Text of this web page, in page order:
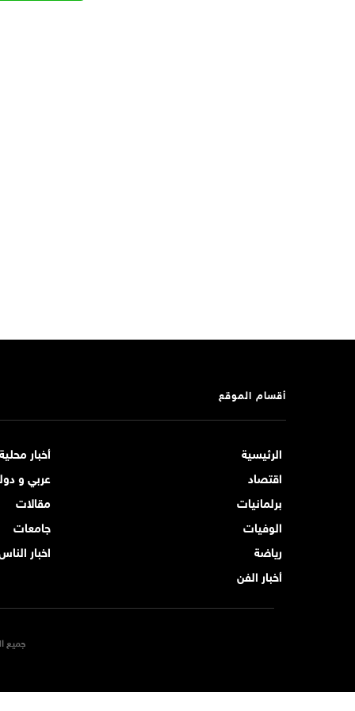
أقسام الموقع
الرئيسية
أخبار محلية
اقتصاد
عربي و
برلمانيات
مقالات
الوفيات
جامعات
رياضة
اخبار
أخبار الفن
جميع